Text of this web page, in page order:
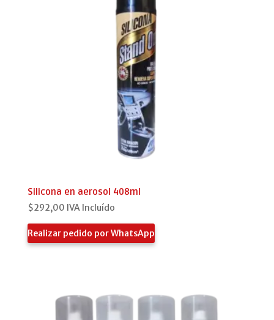
Silicona en aerosol 408ml
$292,00 IVA Incluído
Realizar pedido por WhatsApp